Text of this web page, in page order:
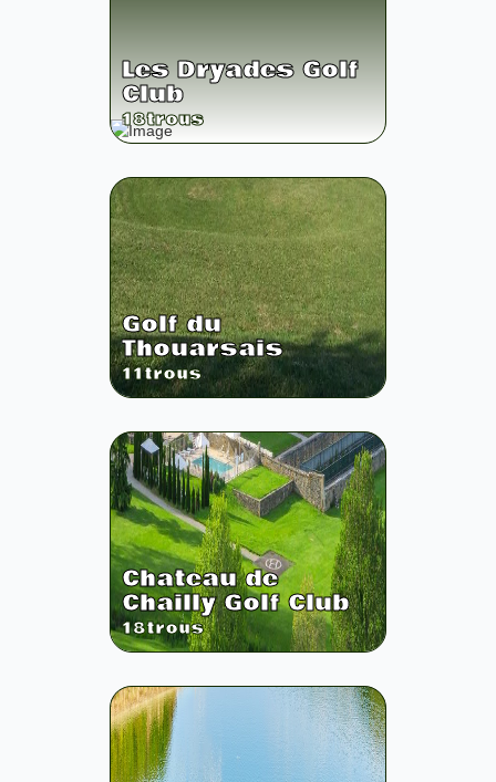
Les Dryades Golf
Club
18trous
Golf du
Thouarsais
11trous
Chateau de
Chailly Golf Club
18trous